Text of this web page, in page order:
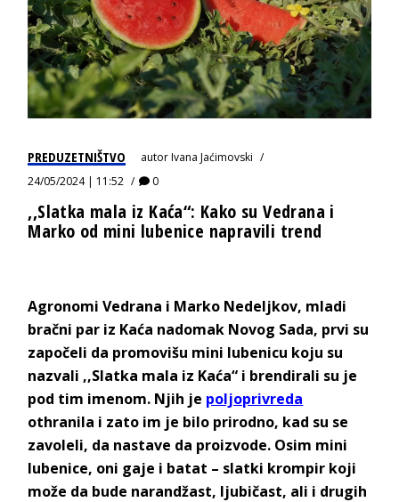
PREDUZETNIŠTVO autorIvana Jaćimovski
24/05/2024 | 11:52
0
,,Slatka mala iz Kaća“: Kako su Vedrana i
Marko od mini lubenice napravili trend
Agronomi Vedrana i Marko Nedeljkov, mladi
bračni par iz Kaća nadomak Novog Sada, prvi su
započeli da promovišu mini lubenicu koju su
nazvali ,,Slatka mala iz Kaća“ i brendirali su je
pod tim imenom. Njih je poljoprivreda
othranila i zato im je bilo prirodno, kad su se
zavoleli, da nastave da proizvode. Osim mini
lubenice, oni gaje i batat – slatki krompir koji
može da bude narandžast, ljubičast, ali i drugih